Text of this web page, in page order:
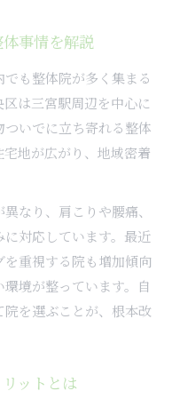
事情を解説
も整体院が多く集まる
は三宮駅周辺を中心に
いでに立ち寄れる整体
地が広がり、地域密着
なり、肩こりや腰痛、
対応しています。最近
重視する院も増加傾向
境が整っています。自
を選ぶことが、根本改
ットとは